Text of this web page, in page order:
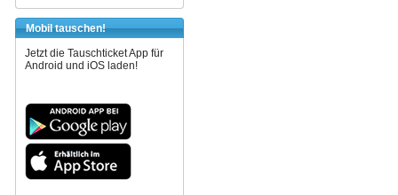
Mobil tauschen!
Jetzt die Tauschticket App für
Android und iOS laden!